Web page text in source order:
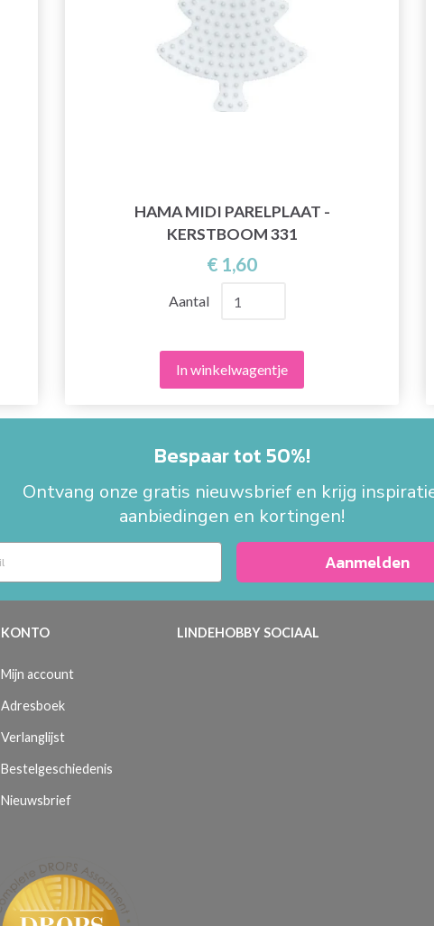
HAMA MIDI PARELPLAAT -
KERSTBOOM 331
€ 1,60
Aantal
In winkelwagentje
Bespaar tot 50%!
Ontvang onze gratis nieuwsbrief en krijg
aanbiedingen en kortingen!
Aanmelden
KONTO
Mijn account
Adresboek
Verlanglijst
Bestelgeschiedenis
Nieuwsbrief
LINDEHOBBY SOCIAAL